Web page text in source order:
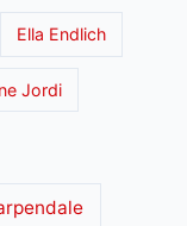
Ella Endlich
Jordi